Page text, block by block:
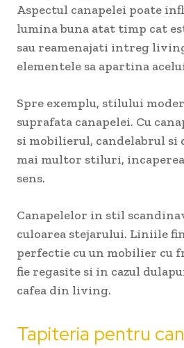
Aspectul canapelei poate
lumina buna atat timp cat
sau reamenajati intreg
elementele sa apartina
Spre exemplu, stilului
suprafata canapelei. Cu
si mobilierul, candelabrul si
mai multor stiluri,
sens.
Canapelelor in stil
culoarea stejarului. Liniile
perfectie cu un mobilier cu
fie regasite si in cazul
cafea din living.
Tapiteria pentru